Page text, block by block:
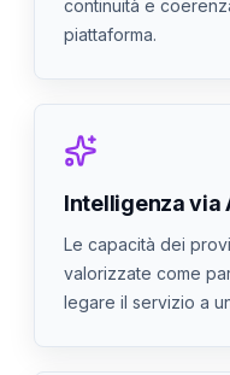
continuità e
piattaforma.
Intelligenza via
Le capacità dei
valorizzate come
legare il servizio a